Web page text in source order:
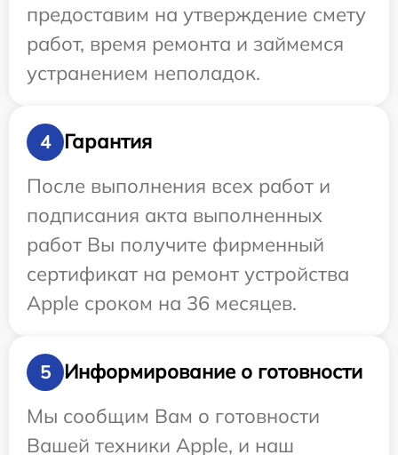
предоставим на утверждение смету
работ, время ремонта и займемся
устранением неполадок.
4
Гарантия
После выполнения всех работ и
подписания акта выполненных
работ Вы получите фирменный
сертификат на ремонт устройства
Apple сроком на 36 месяцев.
5
Информирование о готовности
Мы сообщим Вам о готовности
Вашей техники Apple, и наш